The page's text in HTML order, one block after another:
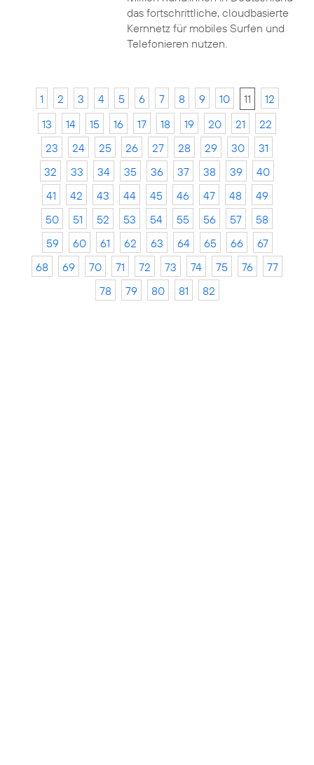
das fortschrittliche, cloudbasierte
Kernnetz für mobiles Surfen und
Telefonieren nutzen.
1 2 3 4 5 6 7 8 9 10 11
12
13
14 15 16 17 18 19 20 21
22
23
24 25 26 27 28 29 30
31
32
33 34 35 36 37 38 39
40
41
42 43 44 45 46 47 48
49
50
51 52 53 54 55 56 57
58
59
60 61 62 63 64 65 66
67
68
69 70 71 72 73 74 75 76
77
78
79 80 81 82